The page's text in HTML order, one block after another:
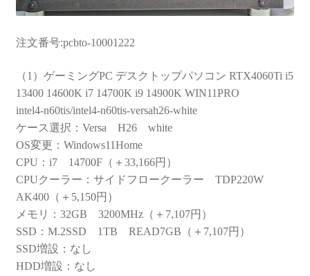
注文番号:pcbto-10001222
（1）ゲーミングPC デスクトップパソコン RTX4060Ti i5
13400 14600K i7 14700K i9 14900K WIN11PRO
intel4-n60tis/intel4-n60tis-versah26-white
ケース選択：Versa H26 white
OS変更：Windows11Home
CPU：i7 14700F（＋33,166円）
CPUクーラー：サイドフロークーラー TDP220W
AK400（＋5,150円）
メモリ：32GB 3200MHz（＋7,107円）
SSD：M.2SSD 1TB READ7GB（＋7,107円）
SSD増設：なし
HDD増設：なし